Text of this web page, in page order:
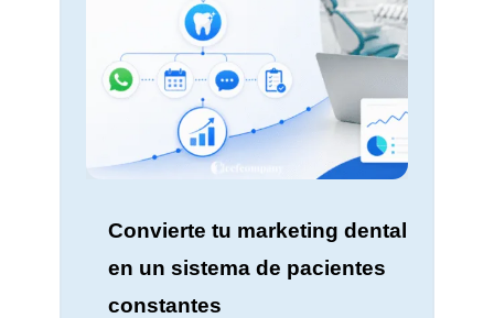
Convierte tu marketing dental
en un sistema de pacientes
constantes